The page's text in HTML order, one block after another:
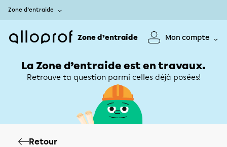
Zone d’entraide
Zone d’entraide Mon compte
La Zone d’entraide est en travaux.
Retrouve ta question parmi celles déjà posées!
Retour